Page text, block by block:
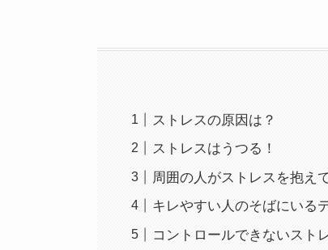
ストレスの原因は？
ストレスはうつる！
周囲の人がストレスを抱え
キレやすい人のそばにいる
コントロールできないスト